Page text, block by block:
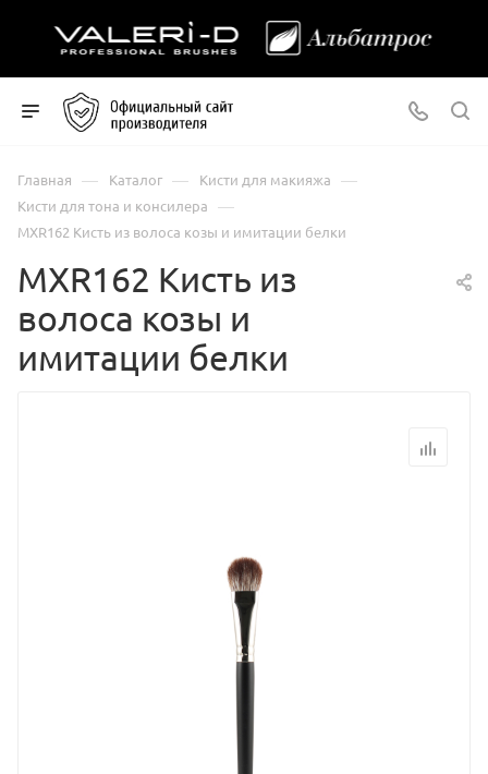
Главная — Каталог — Кисти для макияжа —
Кисти для тона и консилера —
MXR162 Кисть из волоса козы и имитации белки
MXR162 Кисть из
волоса козы и
имитации белки